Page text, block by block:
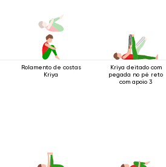
Rolamento de costas
Kriya
Kriya deitado com
pegada no pé reto
com apoio 3